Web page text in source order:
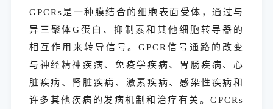
GPCRs是一种膜结合的细胞表面受体，通过与
异三聚体G蛋白、抑制素和其他细胞转导器的
相互作用来转导信号。GPCR信号通路的改变
与神经精神疾病、免疫学疾病、胃肠疾病、心
脏疾病、肾脏疾病、激素疾病、感染性疾病和
许多其他疾病的发病机制和治疗有关。GPCRs